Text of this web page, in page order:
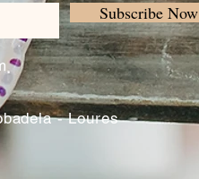
Subscribe Now
- Loures